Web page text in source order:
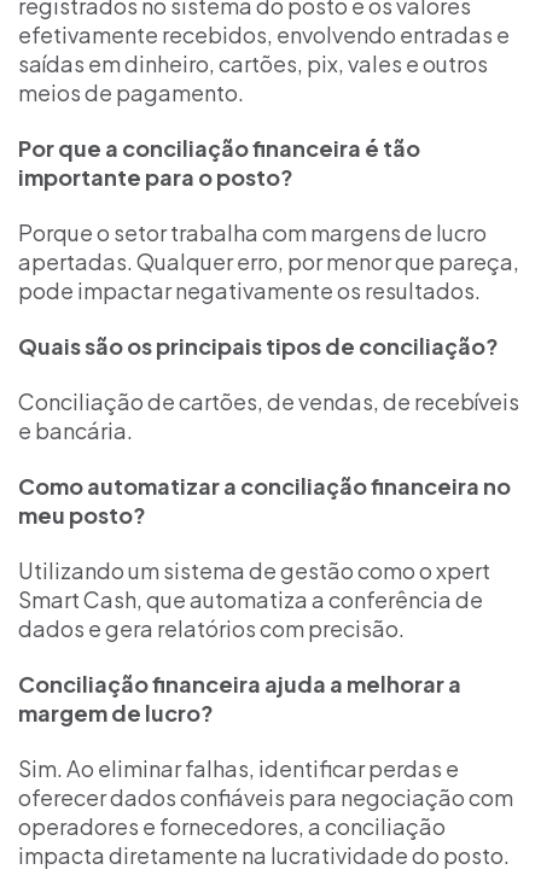
registrados no sistema do posto e os valores
efetivamente recebidos, envolvendo entradas e
saídas em dinheiro, cartões, pix, vales e outros
meios de pagamento.
Por que a conciliação financeira é tão
importante para o posto?
Porque o setor trabalha com margens de lucro
apertadas. Qualquer erro, por menor que pareça,
pode impactar negativamente os resultados.
Quais são os principais tipos de conciliação?
Conciliação de cartões, de vendas, de recebíveis
e bancária.
Como automatizar a conciliação financeira no
meu posto?
Utilizando um sistema de gestão como o xpert
Smart Cash, que automatiza a conferência de
dados e gera relatórios com precisão.
Conciliação financeira ajuda a melhorar a
margem de lucro?
Sim. Ao eliminar falhas, identificar perdas e
oferecer dados confiáveis para negociação com
operadores e fornecedores, a conciliação
impacta diretamente na lucratividade do posto.